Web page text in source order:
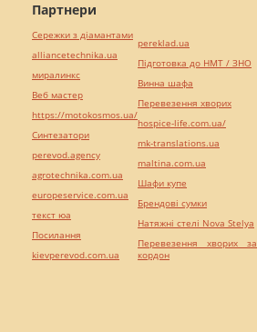
Партнери
Сережки з діамантами
alliancetechnika.ua
миралинкс
Веб мастер
https://motokosmos.ua/
Синтезатори
perevod.agency
agrotechnika.com.ua
europeservice.com.ua
текст юа
Посилання
kievperevod.com.ua
pereklad.ua
Підготовка до НМТ / ЗНО
Винна шафа
Перевезення хворих
hospice-life.com.ua/
mk-translations.ua
maltina.com.ua
Шафи купе
Брендові сумки
Натяжні стелі Nova Stelya
Перевезення хворих за
кордон